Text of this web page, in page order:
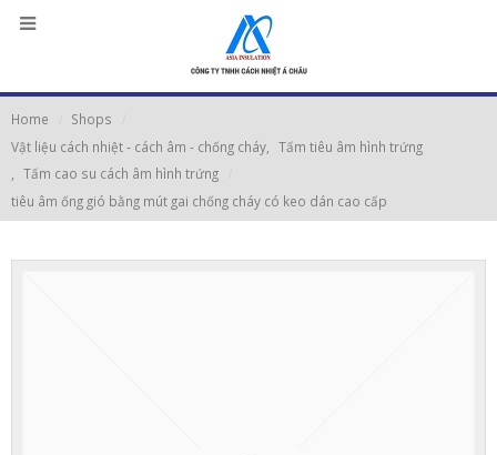
Home
Shops
Vật liệu cách nhiệt - cách âm - chống cháy
Tấm tiêu âm hình trứng
Tấm cao su cách âm hình trứng
tiêu âm ống gió bằng mút gai chống cháy có keo dán cao cấp